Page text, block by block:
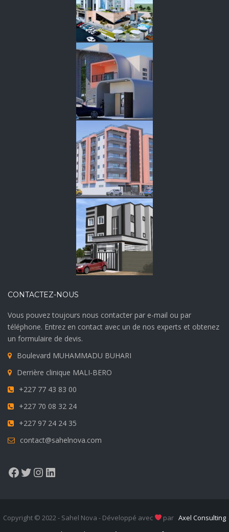
CONTACTEZ-NOUS
Vous pouvez toujours nous contacter par e-mail ou par
téléphone. Entrez en contact avec un de nos experts et obtenez
un formulaire de devis.
Boulevard MUHAMMADU BUHARI
Derrière clinique MALI-BERO
+227 77 43 83 00
+227 70 08 32 24
+227 97 24 24 35
contact@sahelnova.com
Facebook
Twitter
Instagram
LinkedIn
Copyright © 2022 - Sahel Nova - Développé avec parAxel Consulting